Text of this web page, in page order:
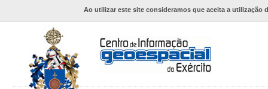
Ao utilizar este site consideramos que aceita a utilização